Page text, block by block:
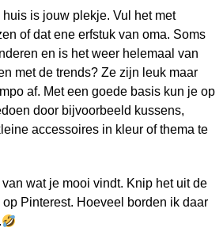
is jouw plekje. Vul het met
of dat ene erfstuk van oma. Soms
en is het weer helemaal van
met de trends? Ze zijn leuk maar
af. Met een goede basis kun je op
door bijvoorbeeld kussens,
accessoires in kleur of thema te
wat je mooi vindt. Knip het uit de
Pinterest. Hoeveel borden ik daar